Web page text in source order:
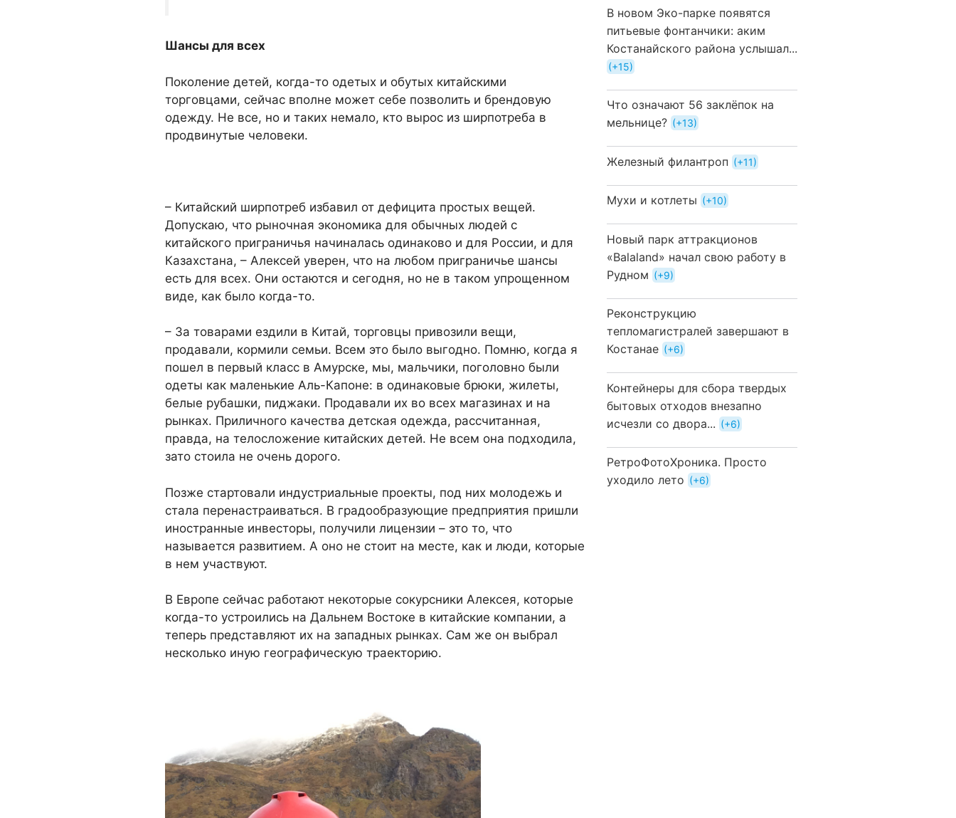
Шансы для всех
Поколение детей, когда-то одетых и обутых китайскими
торговцами, сейчас вполне может себе позволить и брендовую
одежду. Не все, но и таких немало, кто вырос из ширпотреба в
продвинутые человеки.
– Китайский ширпотреб избавил от дефицита простых вещей.
Допускаю, что рыночная экономика для обычных людей с
китайского приграничья начиналась одинаково и для России, и для
Казахстана, – Алексей уверен, что на любом приграничье шансы
есть для всех. Они остаются и сегодня, но не в таком упрощенном
виде, как было когда-то.
– За товарами ездили в Китай, торговцы привозили вещи,
продавали, кормили семьи. Всем это было выгодно. Помню, когда я
пошел в первый класс в Амурске, мы, мальчики, поголовно были
одеты как маленькие Аль-Капоне: в одинаковые брюки, жилеты,
белые рубашки, пиджаки. Продавали их во всех магазинах и на
рынках. Приличного качества детская одежда, рассчитанная,
правда, на телосложение китайских детей. Не всем она подходила,
зато стоила не очень дорого.
Позже стартовали индустриальные проекты, под них молодежь и
стала перенастраиваться. В градообразующие предприятия пришли
иностранные инвесторы, получили лицензии – это то, что
называется развитием. А оно не стоит на месте, как и люди, которые
в нем участвуют.
В Европе сейчас работают некоторые сокурсники Алексея, которые
когда-то устроились на Дальнем Востоке в китайские компании, а
теперь представляют их на западных рынках. Сам же он выбрал
несколько иную географическую траекторию.
В новом Эко-парке появятся
питьевые фонтанчики: аким
Костанайского района услышал...
+15
Что означают 56 заклёпок на
мельнице?
+13
Железный филантроп +11
Мухи и котлеты +10
Новый парк аттракционов
«Balaland» начал свою работу в
Рудном
+9
Реконструкцию
тепломагистралей завершают в
Костанае
+6
Контейнеры для сбора твердых
бытовых отходов внезапно
исчезли со двора...
+6
РетроФотоХроника. Просто
уходило лето
+6